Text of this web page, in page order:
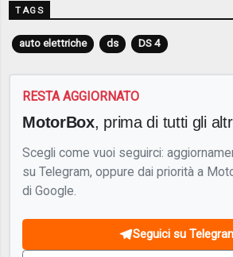
TAGS
auto elettriche ds DS 4
RESTA AGGIORNATO
MotorBox, prima di tutti gli
Scegli come vuoi seguirci:
su Telegram, oppure dai priorità a
di Google.
Seguici su